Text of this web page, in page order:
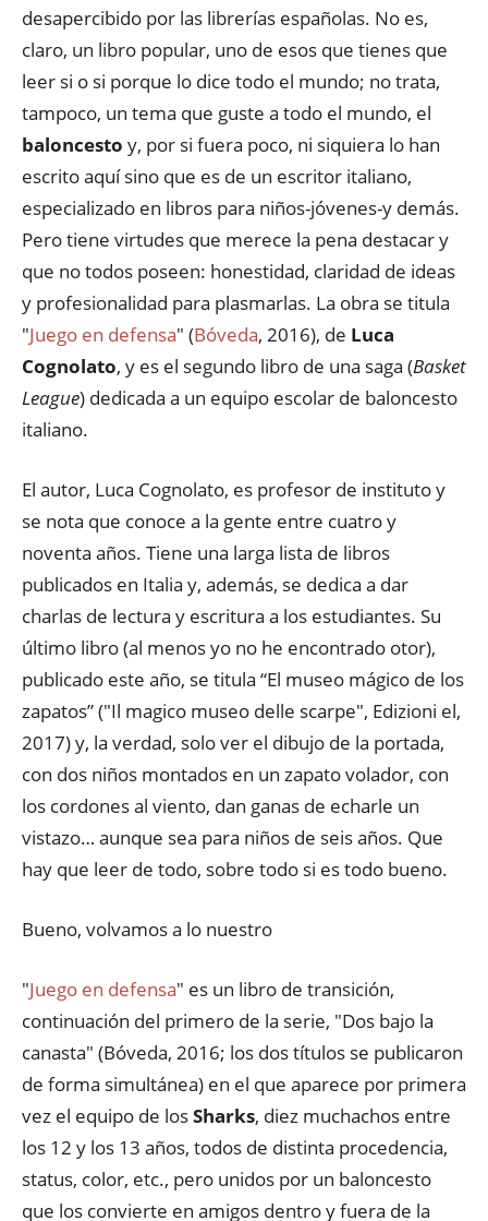
desapercibido por las librerías españolas. No es,
claro, un libro popular, uno de esos que tienes que
leer si o si porque lo dice todo el mundo; no trata,
tampoco, un tema que guste a todo el mundo, el
baloncesto y, por si fuera poco, ni siquiera lo han
escrito aquí sino que es de un escritor italiano,
especializado en libros para niños-jóvenes-y demás.
Pero tiene virtudes que merece la pena destacar y
que no todos poseen: honestidad, claridad de ideas
y profesionalidad para plasmarlas. La obra se titula
"Juego en defensa" (Bóveda, 2016), de Luca
Cognolato, y es el segundo libro de una saga (Basket
League) dedicada a un equipo escolar de baloncesto
italiano.
El autor, Luca Cognolato, es profesor de instituto y
se nota que conoce a la gente entre cuatro y
noventa años. Tiene una larga lista de libros
publicados en Italia y, además, se dedica a dar
charlas de lectura y escritura a los estudiantes. Su
último libro (al menos yo no he encontrado otor),
publicado este año, se titula “El museo mágico de los
zapatos” ("Il magico museo delle scarpe", Edizioni el,
2017) y, la verdad, solo ver el dibujo de la portada,
con dos niños montados en un zapato volador, con
los cordones al viento, dan ganas de echarle un
vistazo… aunque sea para niños de seis años. Que
hay que leer de todo, sobre todo si es todo bueno.
Bueno, volvamos a lo nuestro
"Juego en defensa" es un libro de transición,
continuación del primero de la serie, "Dos bajo la
canasta" (Bóveda, 2016; los dos títulos se publicaron
de forma simultánea) en el que aparece por primera
vez el equipo de losSharks, diez muchachos entre
los 12 y los 13 años, todos de distinta procedencia,
status, color, etc., pero unidos por un baloncesto
que los convierte en amigos dentro y fuera de la